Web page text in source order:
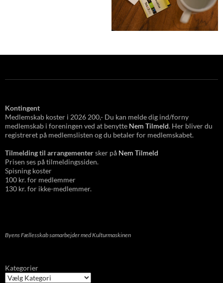
Kontingent
Medlemskab koster i 2026 200,- Du kan melde dig ind/forny
medlemskab i foreningen ved at benytte Nem Tilmeld. Her bliver du
registreret på medlemslisten og du betaler for medlemskabet.
Tilmelding til arrangementersker på Nem Tilmeld
Prisen ses på tilmeldingssiden.
Spisning koster
100 kr. for medlemmer
130 kr. for ikke-medlemmer.
Byens Fællesskab samarbejder med Kulturmaskinen
Kategorier